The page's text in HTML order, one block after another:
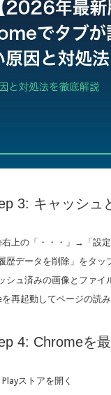
3: キャッシュ
右上の「・・・」→「設
歴データを削除」をタッ
シュ済みの画像とファ
再起動してページの読
4: Chromeを
ストアを開く